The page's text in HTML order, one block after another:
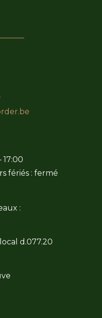
17:00
fériés : fermé
:
d.077.20